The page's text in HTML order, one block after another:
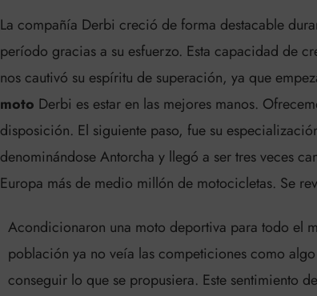
La compañía Derbi creció de forma destacable
período gracias a su esfuerzo. Esta capacidad de
nos cautivó su espíritu de superación, ya que
moto Derbi es estar en las mejores manos.
disposición. El siguiente paso, fue su
denominándose Antorcha y llegó a ser tres veces
Europa más de medio millón de motocicletas. Se
Acondicionaron una moto deportiva para todo el
población ya no veía las competiciones como
conseguir lo que se propusiera. Este sentimiento